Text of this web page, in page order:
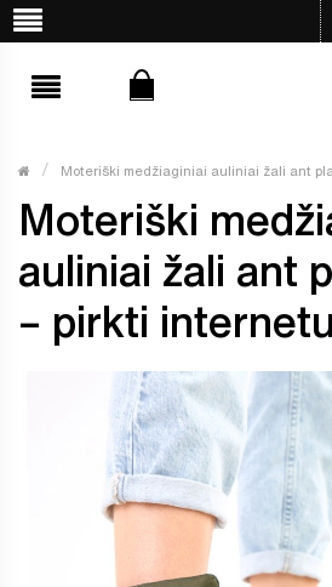
Moteriški medžiaginiai auliniai žali ant
Moteriški
auliniai žali ant
– pirkti internetu